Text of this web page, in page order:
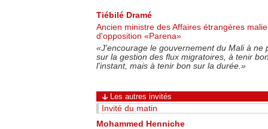
Tiébilé Dramé
Ancien ministre des Affaires étrangères
d'opposition «Parena»
«J'encourage le gouvernement du Mali à ne
sur la gestion des flux migratoires, à tenir
l'instant, mais à tenir bon sur la durée.»
Les autres invités
Invité du matin
Mohammed Henniche